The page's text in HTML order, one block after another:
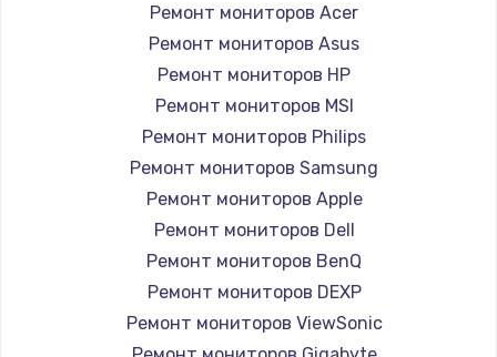
Программный ремонт/прошивка
Заказать
Замена Bluetooth/Wi-Fi модуля
800 руб.
Заказать
Замена картридера
890 руб.
Ремонт мониторов Acer
Ремонт мониторов Asus
Ремонт мониторов HP
Ремонт мониторов MSI
Ремонт мониторов Philips
Ремонт мониторов Samsung
Ремонт мониторов Apple
Ремонт мониторов Dell
Ремонт мониторов BenQ
Ремонт мониторов DEXP
Ремонт мониторов ViewSonic